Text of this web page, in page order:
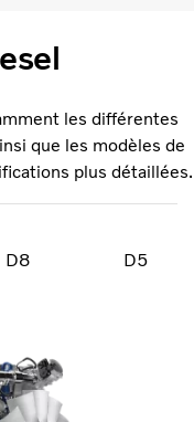
les différentes
que les modèles de
plus détaillées.
D8 D5